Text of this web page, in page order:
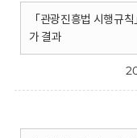
「관광진흥법 시행규
가 결과